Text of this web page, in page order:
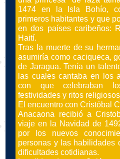
1474 en la Isla Bohío,
primeros habitantes y que
en dos países caribeños:
Haití.
Tras la muerte de su
asumiría como caciqueca,
de Jaragua. Tenía un
las cuales cantaba en los
con que celebraban
festividades y ritos
El encuentro con Cristóbal
Anacaona recibió a
viaje en la Navidad de
por los nuevos
personas y las habilidades
dificultades cotidianas.